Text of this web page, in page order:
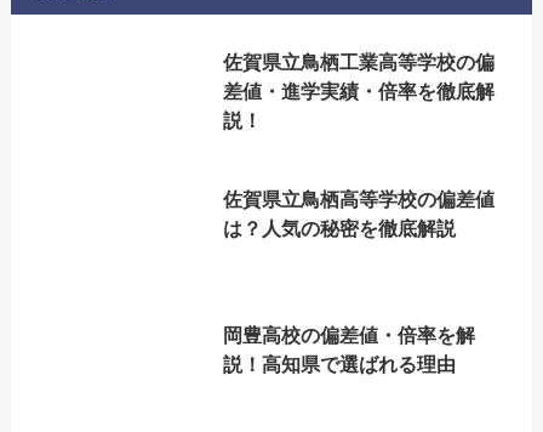
佐賀県立鳥栖工業高等学校の偏
差値・進学実績・倍率を徹底解
説！
佐賀県立鳥栖高等学校の偏差値
は？人気の秘密を徹底解説
岡豊高校の偏差値・倍率を解
説！高知県で選ばれる理由